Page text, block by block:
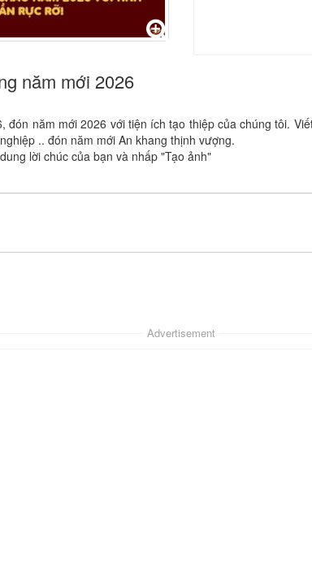
năm mới 2026
đón năm mới 2026 với tiện ích tạo thiệp của chúng tôi.
.. đón năm mới An khang thịnh vượng.
lời chúc của bạn và nhấp "Tạo ảnh"
Advertisement